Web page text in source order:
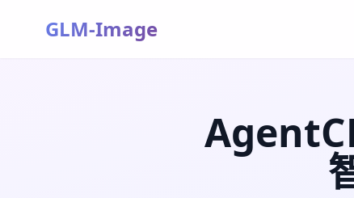
GLM-Image